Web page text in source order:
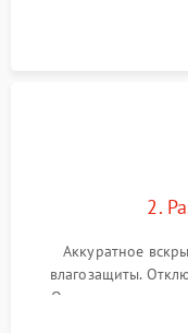
проверка
2.
Аккуратное
влагозащиты.
Очистка
обработка